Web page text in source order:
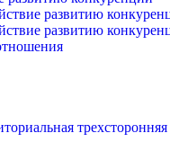
развитию
развитию